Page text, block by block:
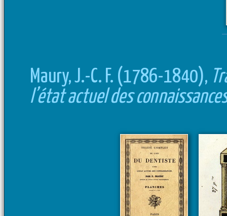
Maury, J.-C. F. (1786-1840),
l’état actuel des